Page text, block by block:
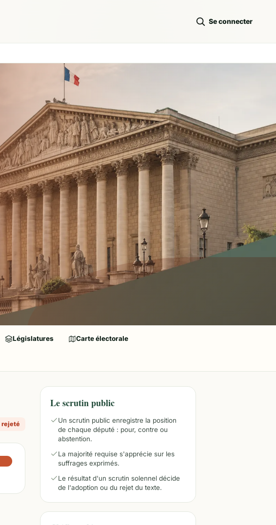
Se connecter
Législatures Carte électorale
rejeté
Le scrutin public
Un scrutin public enregistre la position
de chaque député : pour, contre ou
abstention.
La majorité requise s'apprécie sur les
suffrages exprimés.
Le résultat d'un scrutin solennel décide
de l'adoption ou du rejet du texte.